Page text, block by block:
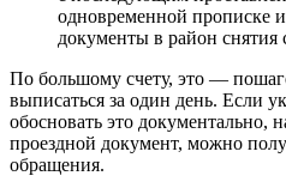
одновременной прописке
документы в район снятия
По большому счету, это —
выписаться за один день. Если
обосновать это документально,
проездной документ, можно
обращения.